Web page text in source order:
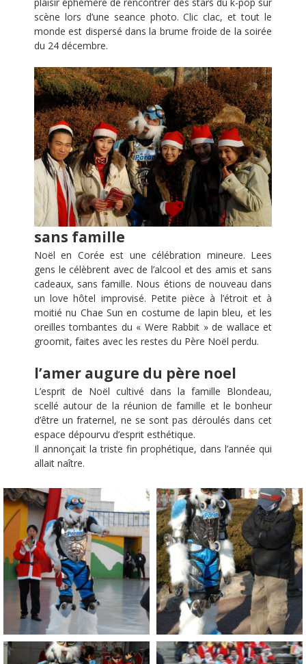
scène lors d’une seance photo. Clic clac, et tout le
monde est dispersé dans la brume froide de la soirée
du 24 décembre.
sans famille
Noël en Corée est une célébration mineure. Lees
gens le célèbrent avec de l’alcool et des amis et sans
cadeaux, sans famille. Nous étions de nouveau dans
un love hôtel improvisé. Petite pièce à l’étroit et à
moitié nu Chae Sun en costume de lapin bleu, et les
oreilles tombantes du « Were Rabbit » de wallace et
groomit, faites avec les restes du Père Noël perdu.
l’amer augure du père noel
L’esprit de Noël cultivé dans la famille Blondeau,
scellé autour de la réunion de famille et le bonheur
d’être un fraternel, ne se sont pas déroulés dans cet
espace dépourvu d’esprit esthétique.
Il annonçait la triste fin prophétique, dans l’année qui
allait naître.